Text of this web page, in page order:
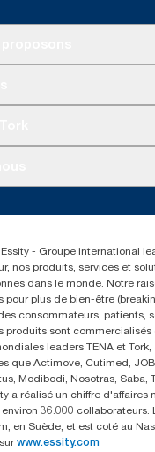
distributeurs
NV
8B
- Groupe international
nos produits, services et
dans le monde. Notre
pour plus de bien-être
consommateurs, patients,
produits sont commercialisés
leaders TENA et
que Actimove, Cutimed,
Modibodi, Nosotras, Saba,
a réalisé un chiffre d'affaires
36.000 collaborateurs.
en Suède, et est coté au
www.essity.com